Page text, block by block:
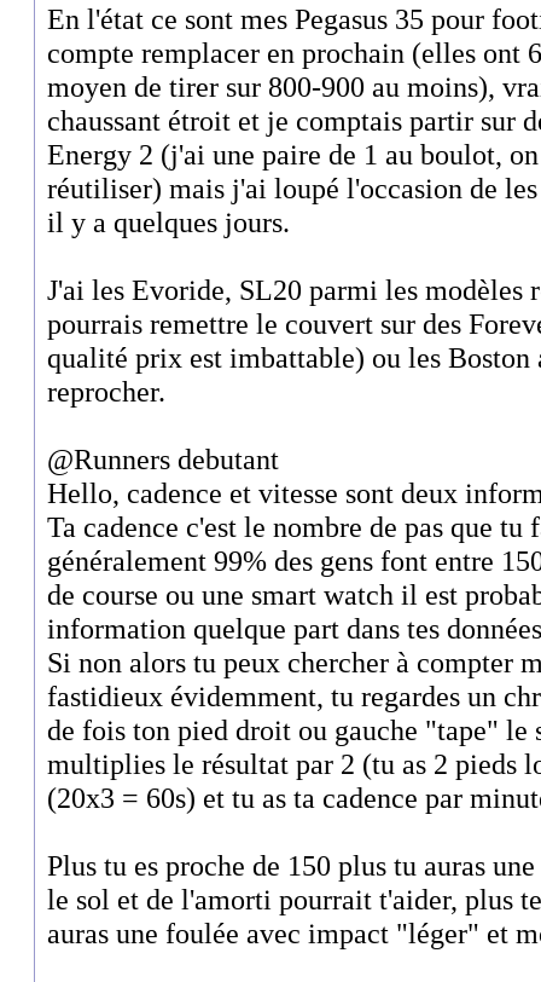
En l'état ce sont mes Pegasus 35 pour
compte remplacer en prochain (elles ont
moyen de tirer sur 800-900 au moins),
chaussant étroit et je comptais partir sur
Energy 2 (j'ai une paire de 1 au boulot,
réutiliser) mais j'ai loupé l'occasion de
il y a quelques jours.
J'ai les Evoride, SL20 parmi les modèles
pourrais remettre le couvert sur des
qualité prix est imbattable) ou les Boston
reprocher.
@Runners debutant
Hello, cadence et vitesse sont deux
Ta cadence c'est le nombre de pas que
généralement 99% des gens font entre
de course ou une smart watch il est
information quelque part dans tes
Si non alors tu peux chercher à compter
fastidieux évidemment, tu regardes un
de fois ton pied droit ou gauche "tape" le
multiplies le résultat par 2 (tu as 2 pieds
(20x3 = 60s) et tu as ta cadence par
Plus tu es proche de 150 plus tu auras
le sol et de l'amorti pourrait t'aider, plus
auras une foulée avec impact "léger" et